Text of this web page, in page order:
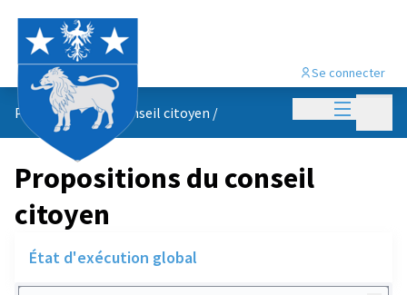
Menu
Se connecter
Propositions du conseil citoyen /
Propositions du conseil
citoyen
État d'exécution global